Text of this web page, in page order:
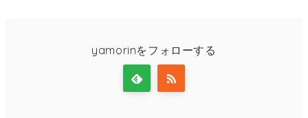
yamorinをフォローする